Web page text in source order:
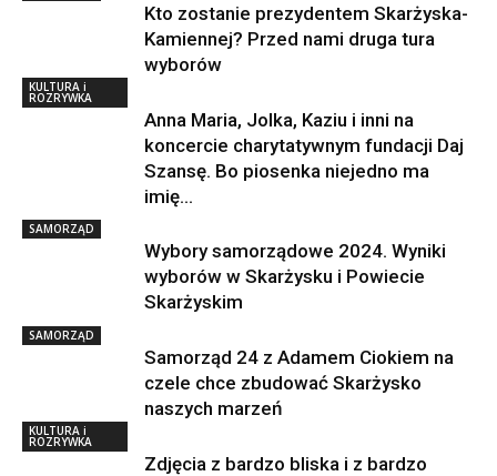
Kto zostanie prezydentem Skarżyska-
Kamiennej? Przed nami druga tura
wyborów
KULTURA i
ROZRYWKA
Anna Maria, Jolka, Kaziu i inni na
koncercie charytatywnym fundacji Daj
Szansę. Bo piosenka niejedno ma
imię…
SAMORZĄD
Wybory samorządowe 2024. Wyniki
wyborów w Skarżysku i Powiecie
Skarżyskim
SAMORZĄD
Samorząd 24 z Adamem Ciokiem na
czele chce zbudować Skarżysko
naszych marzeń
KULTURA i
ROZRYWKA
Zdjęcia z bardzo bliska i z bardzo